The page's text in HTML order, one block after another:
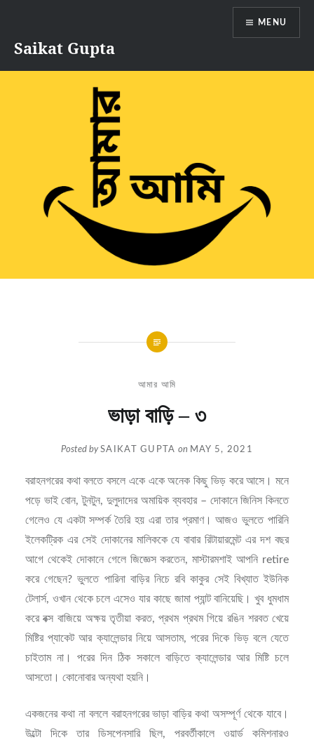
content
Saikat Gupta
MENU
আমার আমি
ভাড়া বাড়ি – ৩
Posted bySAIKAT GUPTA on MAY 5, 2021
বরাহনগরের কথা বলতে বসলে একে একে অনেক কিছু ভিড় করে আসে। মনে
পড়ে ভাই বোন, টুনটুন, দুলুদাদের অমায়িক ব্যবহার – দোকানে জিনিস কিনতে
গেলেও যে একটা সম্পর্ক তৈরি হয় এরা তার প্রমাণ। আজও ভুলতে পারিনি
ইলেকট্রিক এর সেই দোকানের মালিককে যে বাবার রিটায়ারমেন্ট এর দশ বছর
আগে থেকেই দোকানে গেলে জিজ্ঞেস করতেন, মাস্টারমশাই আপনি retire
করে গেছেন? ভুলতে পারিনা বাড়ির নিচে রবি কাকুর সেই বিখ্যাত ইউনিক
টেলার্স, ওখান থেকে চলে এসেও যার কাছে জামা প্যান্ট বানিয়েছি। খুব ধুমধাম
করে বক্স বাজিয়ে অক্ষয় তৃতীয়া করত, প্রথম প্রথম গিয়ে রঙিন শরবত খেয়ে
মিষ্টির প্যাকেট আর ক্যালেন্ডার নিয়ে আসতাম, পরের দিকে ভিড় বলে যেতে
চাইতাম না। পরের দিন ঠিক সকালে বাড়িতে ক্যালেন্ডার আর মিষ্টি চলে
আসতো। কোনোবার অন্যথা হয়নি।
একজনের কথা না বললে বরাহনগরের ভাড়া বাড়ির কথা অসম্পূর্ণ থেকে যাবে।
উল্টো দিকে তার ডিসপেনসারি ছিল, পরবর্তীকালে ওয়ার্ড কমিশনারও